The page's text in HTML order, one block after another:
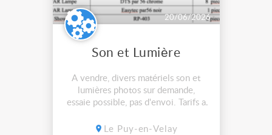
20/06/2026
Son et Lumière
A vendre, divers matériels son et
lumières photos sur demande,
essaie possible, pas d'envoi. Tarifs a
proposition cause, renouvellement
Le Puy-en-Velay